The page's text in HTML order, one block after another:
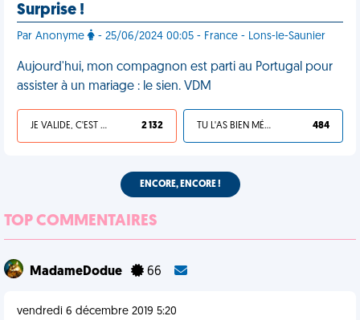
Surprise !
Par Anonyme - 25/06/2024 00:05 - France - Lons-le-Saunier
Aujourd'hui, mon compagnon est parti au Portugal pour
assister à un mariage : le sien. VDM
JE VALIDE, C'EST UNE VDM 2 132 TU L'AS BIEN MÉRITÉ 484
ENCORE, ENCORE !
TOP COMMENTAIRES
MadameDodue 66
vendredi 6 décembre 2019 5:20